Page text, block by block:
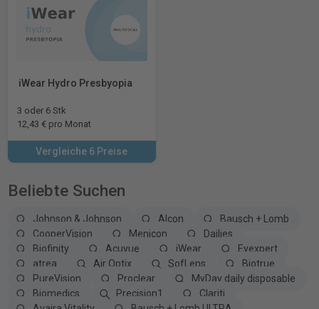
iWear Hydro Presbyopia
3 oder 6 Stk
12,43 € pro Monat
Vergleiche 6 Preise
Beliebte Suchen
Johnson & Johnson Alcon
Bausch + Lomb
CooperVision
Menicon
Dailies
Biofinity
Acuvue iWear
Eyexpert
atrea
Air Optix SofLens
Biotrue
PureVision
Proclear
MyDay daily disposable
Biomedics
Precision1
Clariti